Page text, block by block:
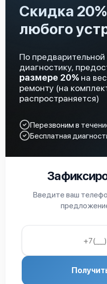
IBM
IBM
IBM
Скидка
любого
По
диагностику,
размере 20% на
ремонту (на
распространяется)
Перезвоним в
Бесплатная
Введите ваш